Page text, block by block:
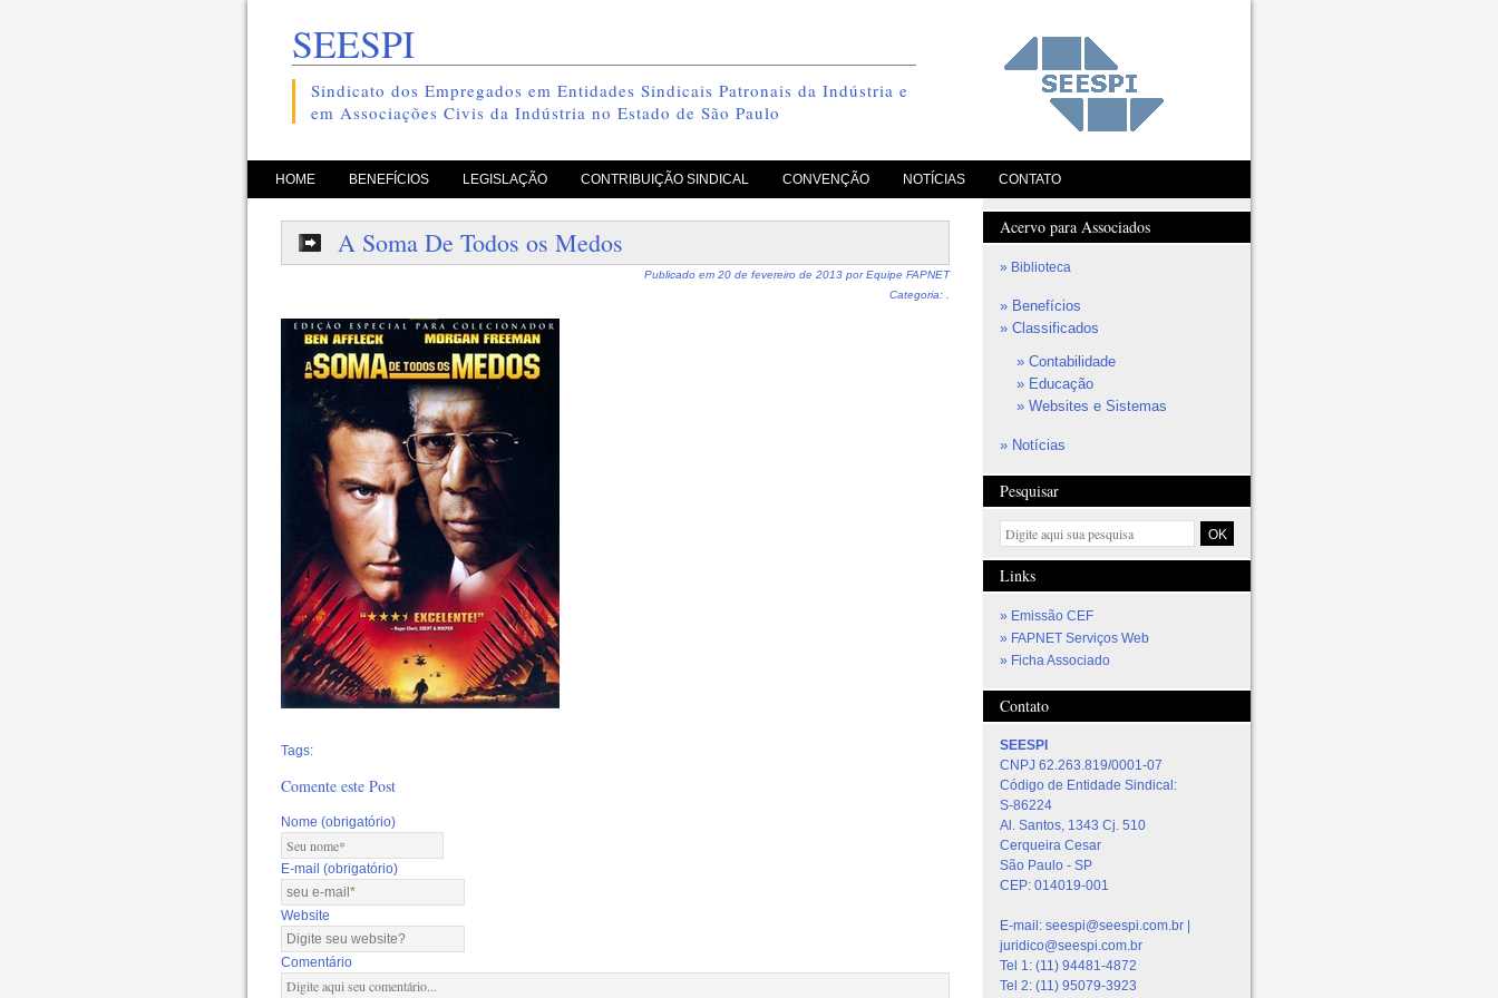
SEESPI
Sindicato dos Empregados em Entidades Sindicais Patronais da Indústria e
em Associações Civis da Indústria no Estado de São Paulo
pule para o conteúdo
HOME BENEFÍCIOS LEGISLAÇÃO CONTRIBUIÇÃO SINDICAL CONVENÇÃO NOTÍCIAS CONTATO
A Soma De Todos os Medos
Publicado em 20 de fevereiro de 2013 porEquipe FAPNET
Categoria: .
Tags:
Comente este Post
Nome (obrigatório)
E-mail (obrigatório)
Website
Comentário
Acervo para Associados
Biblioteca
Benefícios
Classificados
Contabilidade
Educação
Websites e Sistemas
Notícias
Pesquisar
Links
Emissão CEF
FAPNET Serviços Web
Ficha Associado
Contato
SEESPI
CNPJ 62.263.819/0001-07
Código de Entidade Sindical:
S-86224
Al. Santos, 1343 Cj. 510
Cerqueira Cesar
São Paulo - SP
CEP: 014019-001
E-mail: seespi@seespi.com.br |
juridico@seespi.com.br
Tel 1: (11) 94481-4872
Tel 2: (11) 95079-3923